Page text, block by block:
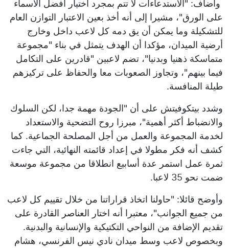
وأضاف: "الاستدعاءات لا تتم بمجرد اختيار أفضل الأسماء
على الورق"، مشيرا إلى أنه أخذ بعين الاعتبار التوازن العام
للتشكيلة وما يمكن أن يق دمه كل لاعب داخل وخارج
أرضية الميدان، مؤكدا أن الهدف يتمثل في بناء "مجموعة
متماسكة ذهنيا وبدنيا"، تضم لاعبين "قادرين على التكامل
فيما بينهم"، وتجاوز الصعوبات معا والحفاظ على تركيزهم
طيلة المنافسة.
وشدد بيتكوفيتش على أن "الجودة مهمة جدا، لكن السلوك
والانضباط أكثر أهمية"، مبرزا روح التضحية والاستعداد
لخدمة المجموعة والعمل من أجل المصلحة الجماعية. كما
كشف أنه فكر مطولا في إعداد قائمته النهائية، التي جاءت
ثمرة عمل استمر عدة أسابيع انطلاقا من مجموعة موسعة
ضمت نحو 35 لاعبا.
وأوضح قائلا: "حاولنا اتخاذ قراراتنا من خلال تقييم كل لاعب
من جميع الجوانب"، معتبرا أنه اختار العناصر القادرة على
تقديم الإضافة من النواحي التكتيكية والإنسانية والبدنية.
وبخصوص لاعب وسط ميدان نادي نيس الفرنسي، هشام